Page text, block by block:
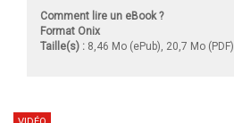
Comment lire un eBook ?
Format Onix
Taille(s) : 8,46 Mo (ePub), 20,7 Mo (PDF)